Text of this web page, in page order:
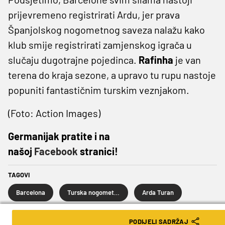
prijevremeno registrirati Ardu, jer prava
Španjolskog nogometnog saveza nalažu kako
klub smije registrirati zamjenskog igrača u
slučaju dugotrajne pojedinca. Rafinha je van
terena do kraja sezone, a upravo tu rupu nastoje
popuniti fantastičnim turskim veznjakom.
(Foto: Action Images)
Germanijak pratite i na
našoj Facebook stranici!
TAGOVI
Barcelona Arda Turan
PODIJELI SADRŽAJ